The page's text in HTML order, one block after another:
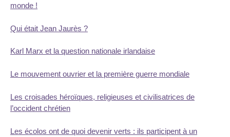
monde !
Qui était Jean Jaurès ?
Karl Marx et la question nationale irlandaise
Le mouvement ouvrier et la première guerre mondiale
Les croisades héroïques, religieuses et civilisatrices de
l’occident chrétien
Les écolos ont de quoi devenir verts : ils participent à un